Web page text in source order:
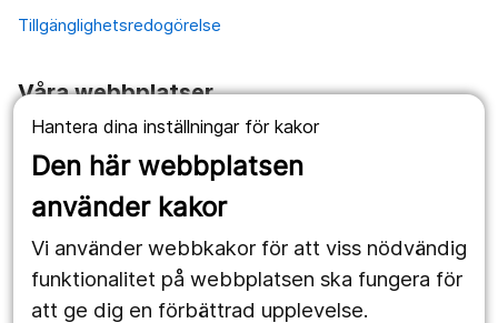
Hantera dina inställningar för kakor
Den här webbplatsen
använder kakor
Vi använder webbkakor för att viss nödvändig
funktionalitet på webbplatsen ska fungera för
att ge dig en förbättrad upplevelse.
Tillgänglighetsredogörelse
Våra webbplatser
1177.se
Länstrafiken
Utveckling